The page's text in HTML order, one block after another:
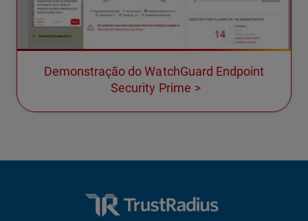
Demonstração do WatchGuard Endpoint
Security Prime